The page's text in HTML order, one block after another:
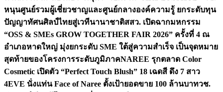
หนุนศูนย์รวมผู้เชี่ยวชาญและศูนย์กลางองค์ความรู้ ยกระดับทุน
ปัญญาทัศนศิลป์ไทยสู่เวทีนานาชาติสสว. เปิดฉากมหกรรม
“OSS & SMEs GROW TOGETHER FAIR 2026” ครั้งที่ 4 ณ
อำเภอหาดใหญ่ มุ่งยกระดับ SME ใต้สู่ความสำเร็จ เป็นจุดหมาย
สุดท้ายของโครงการระดับภูมิภาคNAREE รุกตลาด Color
Cosmetic เปิดตัว “Perfect Touch Blush” 18 เฉดสี ดึง 7 สาว
4EVE นั่งแท่น Face of Naree ตั้งเป้ายอดขาย 100 ล้านบาทวช.